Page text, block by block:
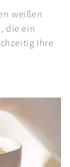
weißen
die ein
Ihre